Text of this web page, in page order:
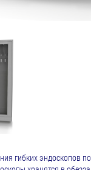
гибких эндоскопов